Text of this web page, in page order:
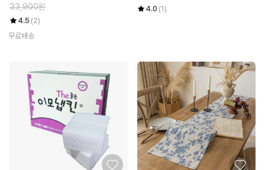
33,900원
4.5 (2)
무료배송
4.0 (1)